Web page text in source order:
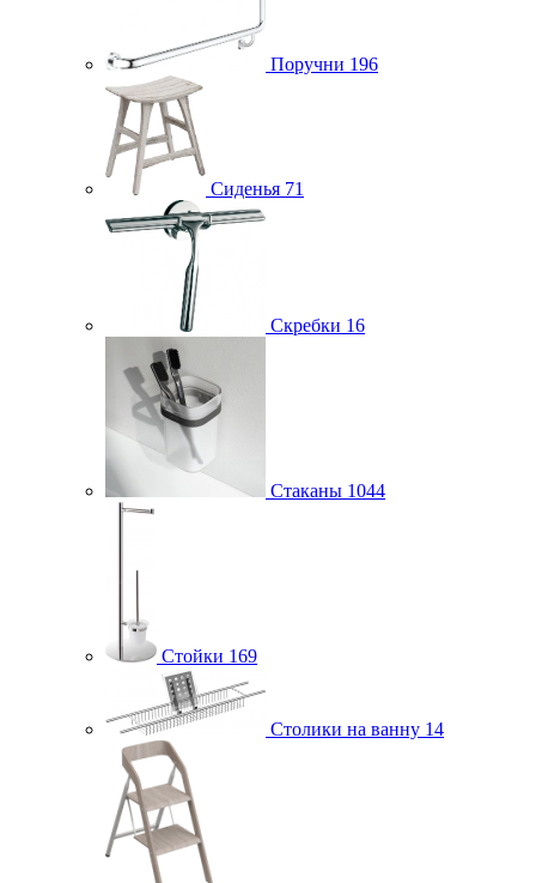
Поручни 196
Сиденья 71
Скребки 16
Стаканы 1044
Стойки 169
Столики на ванну 14